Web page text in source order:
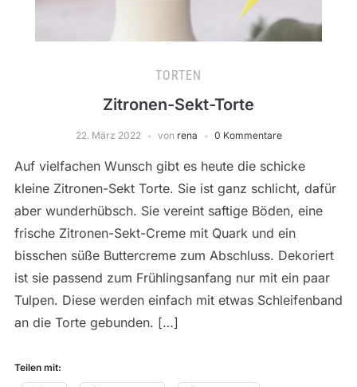
TORTEN
Zitronen-Sekt-Torte
22. März 2022 von rena 0 Kommentare
Auf vielfachen Wunsch gibt es heute die schicke
kleine Zitronen-Sekt Torte. Sie ist ganz schlicht, dafür
aber wunderhübsch. Sie vereint saftige Böden, eine
frische Zitronen-Sekt-Creme mit Quark und ein
bisschen süße Buttercreme zum Abschluss. Dekoriert
ist sie passend zum Frühlingsanfang nur mit ein paar
Tulpen. Diese werden einfach mit etwas Schleifenband
an die Torte gebunden. […]
Teilen mit: